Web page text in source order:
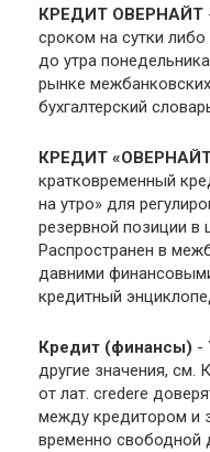
КРЕДИТ ОВЕРНАЙТ
сроком на сутки
до утра
рынке
бухгалтерский
КРЕДИТ
кратковременный
на утро» для
резервной позиции в
Распространен в
давними
кредитный
Кредит (финансы) -
другие значения, см.
от лат. credere
между кредитором и
временно свободной